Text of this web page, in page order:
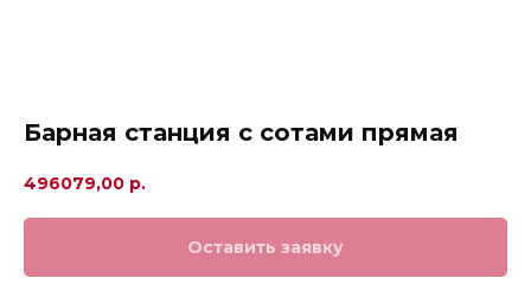
Барная станция с сотами прямая
496079,00 р.
Оставить заявку